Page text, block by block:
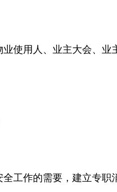
使用人、业主大会、业
工作的需要，建立专职